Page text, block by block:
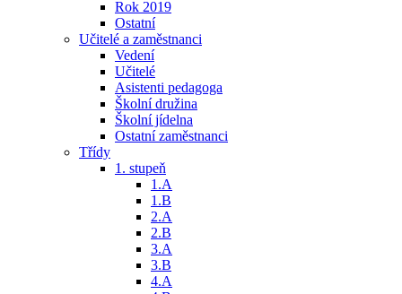
Rok 2019
Ostatní
Učitelé a zaměstnanci
Vedení
Učitelé
Asistenti pedagoga
Školní družina
Školní jídelna
Ostatní zaměstnanci
Třídy
1. stupeň
1.A
1.B
2.A
2.B
3.A
3.B
4.A